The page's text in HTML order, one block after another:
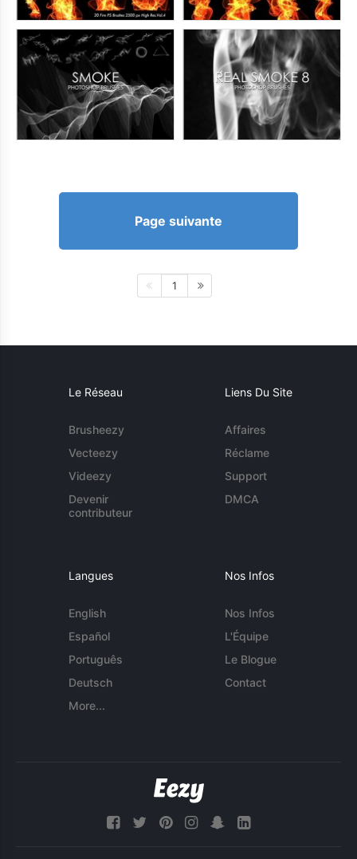
Page suivante
1
Le Réseau
Brusheezy
Vecteezy
Videezy
Devenir
contributeur
Liens Du Site
Affaires
Réclame
Support
DMCA
Langues
English
Español
Português
Deutsch
More...
Nos Infos
Nos Infos
L'Équipe
Le Blogue
Contact